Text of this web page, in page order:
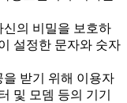
의 비밀을 보호하
설정한 문자와 숫자
받기 위해 이용자
및 모뎀 등의 기기